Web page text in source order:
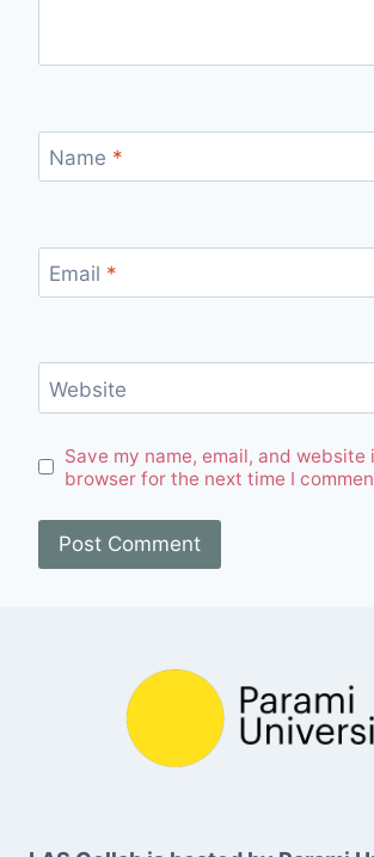
Name *
Email *
Website
Save my name, email, and website
browser for the next time I